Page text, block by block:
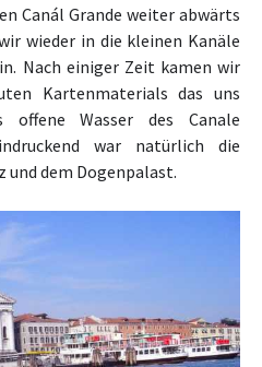
Canál Grande weiter abwärts
wieder in die kleinen Kanäle
Nach einiger Zeit kamen wir
Kartenmaterials das uns
Wasser des Canale
war natürlich die
dem Dogenpalast.